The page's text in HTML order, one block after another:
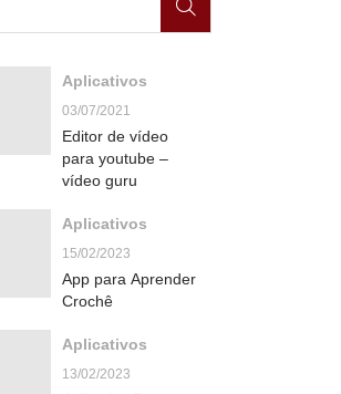
Aplicativos
03/07/2021
Editor de vídeo
para youtube –
vídeo guru
Aplicativos
15/02/2023
App para Aprender
Crochê
Aplicativos
13/02/2023